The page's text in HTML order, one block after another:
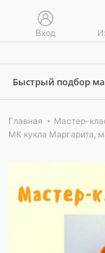
Вход
Быстрый подбор
Главная
Мастер-
МК кукла Маргарита,